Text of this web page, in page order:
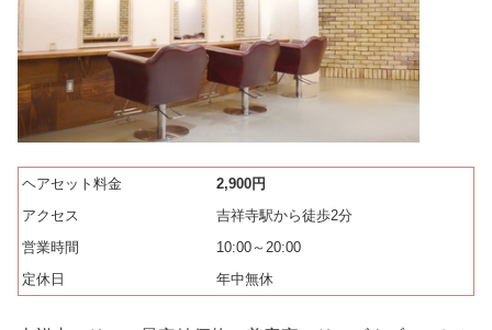
ヘアセット料金
2,900円
アクセス
吉祥寺駅から徒歩2分
営業時間
10:00～20:00
定休日
年中無休